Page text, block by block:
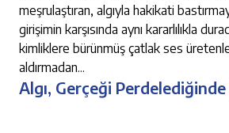
Algı, Gerçeği
meşrulaştıran, algıyla hakikati
girişimin karşısında aynı kararlılıkla
kimliklere bürünmüş çatlak ses
aldırmadan...